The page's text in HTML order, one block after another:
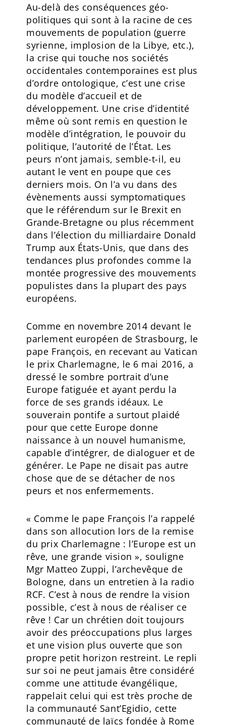
Au-delà des conséquences géo-
politiques qui sont à la racine de ces
mouvements de population (guerre
syrienne, implosion de la Libye, etc.),
la crise qui touche nos sociétés
occidentales contemporaines est plus
d’ordre ontologique, c’est une crise
du modèle d’accueil et de
développement. Une crise d’identité
même où sont remis en question le
modèle d’intégration, le pouvoir du
politique, l’autorité de l’État. Les
peurs n’ont jamais, semble-t-il, eu
autant le vent en poupe que ces
derniers mois. On l’a vu dans des
évènements aussi symptomatiques
que le référendum sur le Brexit en
Grande-Bretagne ou plus récemment
dans l’élection du milliardaire Donald
Trump aux États-Unis, que dans des
tendances plus profondes comme la
montée progressive des mouvements
populistes dans la plupart des pays
européens.
Comme en novembre 2014 devant le
parlement européen de Strasbourg, le
pape François, en recevant au Vatican
le prix Charlemagne, le 6 mai 2016, a
dressé le sombre portrait d’une
Europe fatiguée et ayant perdu la
force de ses grands idéaux. Le
souverain pontife a surtout plaidé
pour que cette Europe donne
naissance à un nouvel humanisme,
capable d’intégrer, de dialoguer et de
générer. Le Pape ne disait pas autre
chose que de se détacher de nos
peurs et nos enfermements.
« Comme le pape François l’a rappelé
dans son allocution lors de la remise
du prix Charlemagne : l’Europe est un
rêve, une grande vision », souligne
Mgr Matteo Zuppi, l’archevêque de
Bologne, dans un entretien à la radio
RCF. C’est à nous de rendre la vision
possible, c’est à nous de réaliser ce
rêve ! Car un chrétien doit toujours
avoir des préoccupations plus larges
et une vision plus ouverte que son
propre petit horizon restreint. Le repli
sur soi ne peut jamais être considéré
comme une attitude évangélique,
rappelait celui qui est très proche de
la communauté Sant’Egidio, cette
communauté de laïcs fondée à Rome